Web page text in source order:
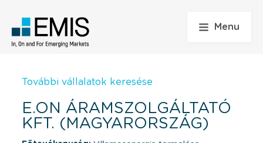
Menu
További vállalatok keresése
E.ON ÁRAMSZOLGÁLTATÓ
KFT. (MAGYARORSZÁG)